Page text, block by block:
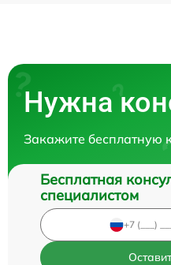
Нужна
Закажите бесплатную
Бесплатная
специалистом